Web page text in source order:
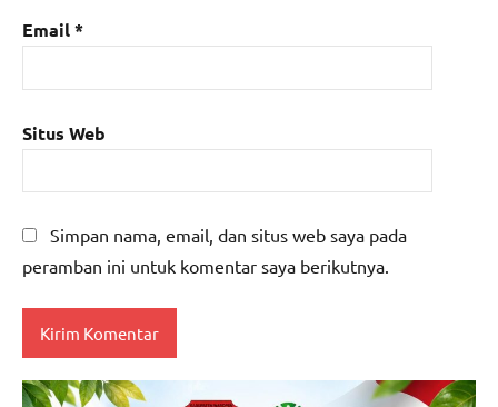
Email*
Situs Web
Simpan nama, email, dan situs web saya pada
peramban ini untuk komentar saya berikutnya.